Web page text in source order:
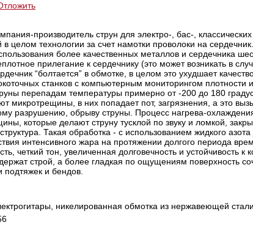
производитель струн для электро-, бас-,
целом технологии за счет намотки проволоки на
более качественных металлов и сердечника
прилегание к сердечнику (это может возникать в
“болтается” в обмотке, в целом это ухудшает
станков с компьютерным мониторингом плотности
перепадам температуры примерно от -200 до 180
микротрещины, в них попадает пот, загрязнения, а это
разрушению, обрыву струны. Процесс нагрева-
которые делают струну тусклой по звуку и ломкой,
Такая обработка - с использованием жидкого
интенсивного жара на протяжении долгого периода
четкий тон, увеличенная долговечность и устойчивость
строй, а более гладкая по ощущениям поверхность
подтяжек и бендов.
никелированная обмотка из нержавеющей стали